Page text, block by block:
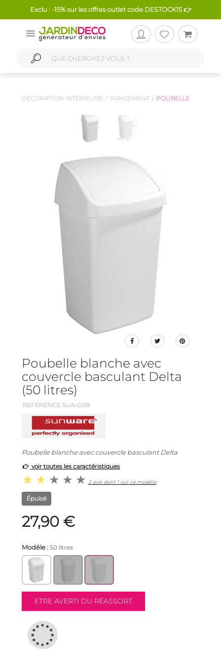
Exclu : -15% sur les offres outlet code DESTOCK15 👉
DÉCORATION INTÉRIEURE RANGEMENT POUBELLE
Poubelle blanche avec
couvercle basculant Delta
(50 litres)
REFERENCE SUA-0219
Poubelle blanche avec couvercle basculant Delta
voir toutes les caractéristiques
2 avis dont 1 sur ce modèle
Épuisé
27,90 €
Modèle : 50 litres